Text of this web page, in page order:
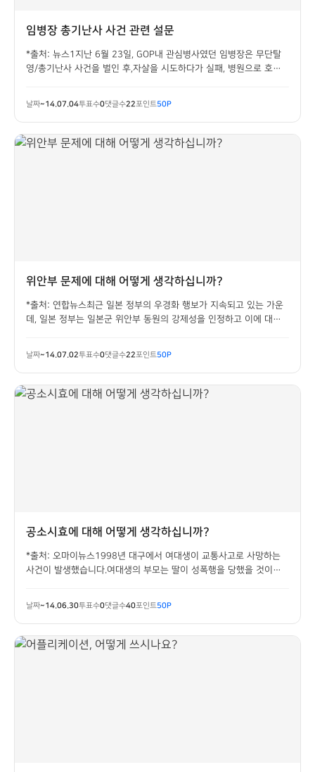
임병장 총기난사 사건 관련 설문
*출처: 뉴스1지난 6월 23일, GOP내 관심병사였던 임병장은 무단탈
영/총기난사 사건을 벌인 후,자살을 시도하다가 실패, 병원으로 호송
엇을 느끼고 계신지,그 의견을 들...
날짜~14.07.04투표수0댓글수22포인트50P
위안부 문제에 대해 어떻게 생각하십니까?
*출처: 연합뉴스최근 일본 정부의 우경화 행보가 지속되고 있는 가운
데, 일본 정부는 일본군 위안부 동원의 강제성을 인정하고 이에 대해
일청구권 협정에서 위안부 피해자 배상...
날짜~14.07.02투표수0댓글수22포인트50P
공소시효에 대해 어떻게 생각하십니까?
*출처: 오마이뉴스1998년 대구에서 여대생이 교통사고로 사망하는
사건이 발생했습니다.여대생의 부모는 딸이 성폭행을 당했을 것이라
여 범인으로 의심되는 한 외국인이 체...
날짜~14.06.30투표수0댓글수40포인트50P